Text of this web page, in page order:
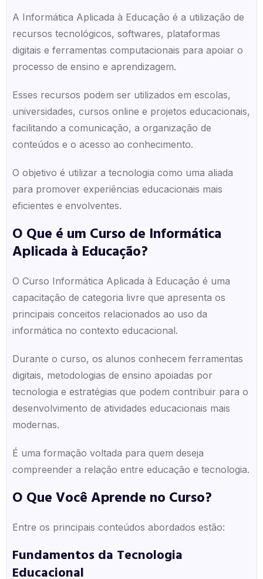
A Informática Aplicada à Educação é a utilização de
recursos tecnológicos, softwares, plataformas
digitais e ferramentas computacionais para apoiar o
processo de ensino e aprendizagem.
Esses recursos podem ser utilizados em escolas,
universidades, cursos online e projetos educacionais,
facilitando a comunicação, a organização de
conteúdos e o acesso ao conhecimento.
O objetivo é utilizar a tecnologia como uma aliada
para promover experiências educacionais mais
eficientes e envolventes.
O Que é um Curso de Informática
Aplicada à Educação?
O Curso Informática Aplicada à Educação é uma
capacitação de categoria livre que apresenta os
principais conceitos relacionados ao uso da
informática no contexto educacional.
Durante o curso, os alunos conhecem ferramentas
digitais, metodologias de ensino apoiadas por
tecnologia e estratégias que podem contribuir para o
desenvolvimento de atividades educacionais mais
modernas.
É uma formação voltada para quem deseja
compreender a relação entre educação e tecnologia.
O Que Você Aprende no Curso?
Entre os principais conteúdos abordados estão:
Fundamentos da Tecnologia
Educacional